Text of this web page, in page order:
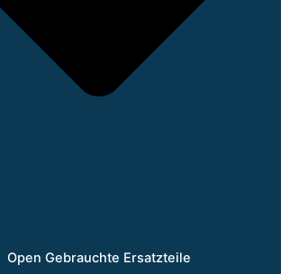
Open Gebrauchte Ersatzteile